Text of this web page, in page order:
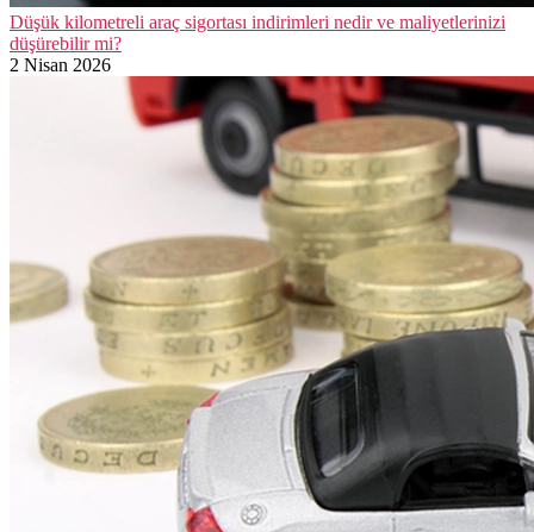
Düşük kilometreli araç sigortası indirimleri nedir ve maliyetlerinizi
düşürebilir mi?
2 Nisan 2026